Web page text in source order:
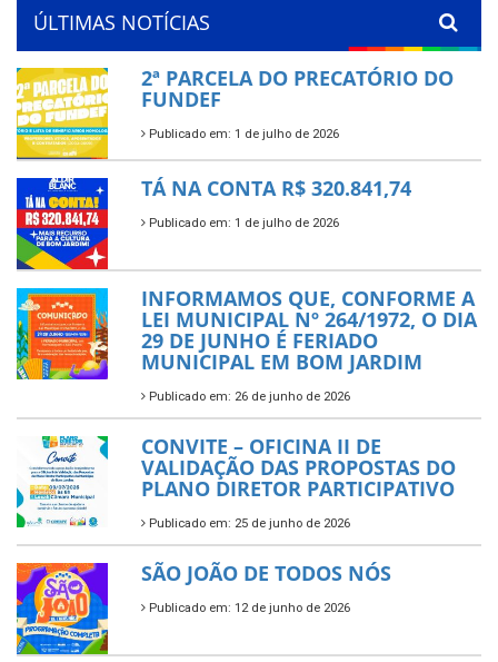
ÚLTIMAS NOTÍCIAS
2ª PARCELA DO PRECATÓRIO DO
FUNDEF
Publicado em: 1 de julho de 2026
TÁ NA CONTA R$ 320.841,74
Publicado em: 1 de julho de 2026
INFORMAMOS QUE, CONFORME A
LEI MUNICIPAL Nº 264/1972, O DIA
29 DE JUNHO É FERIADO
MUNICIPAL EM BOM JARDIM
Publicado em: 26 de junho de 2026
CONVITE – OFICINA II DE
VALIDAÇÃO DAS PROPOSTAS DO
PLANO DIRETOR PARTICIPATIVO
Publicado em: 25 de junho de 2026
SÃO JOÃO DE TODOS NÓS
Publicado em: 12 de junho de 2026